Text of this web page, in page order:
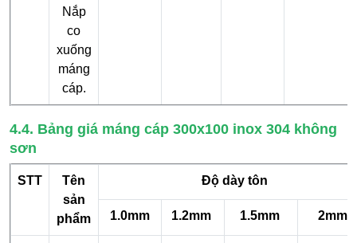
Nắp
co
xuống
máng
cáp.
4.4. Bảng giá máng cáp 300x100 inox 304 không
sơn
STT
Tên
sản
phẩm
Độ dày tôn
1.0mm 1.2mm 1.5mm 2mm